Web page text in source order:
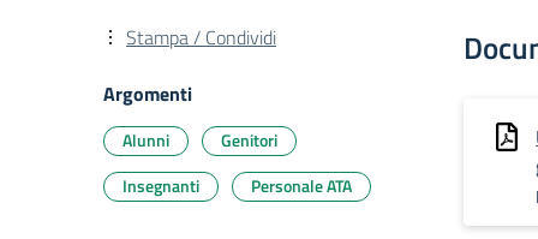
Stampa / Condividi
Argomenti
Alunni
Genitori
Insegnanti
Personale ATA